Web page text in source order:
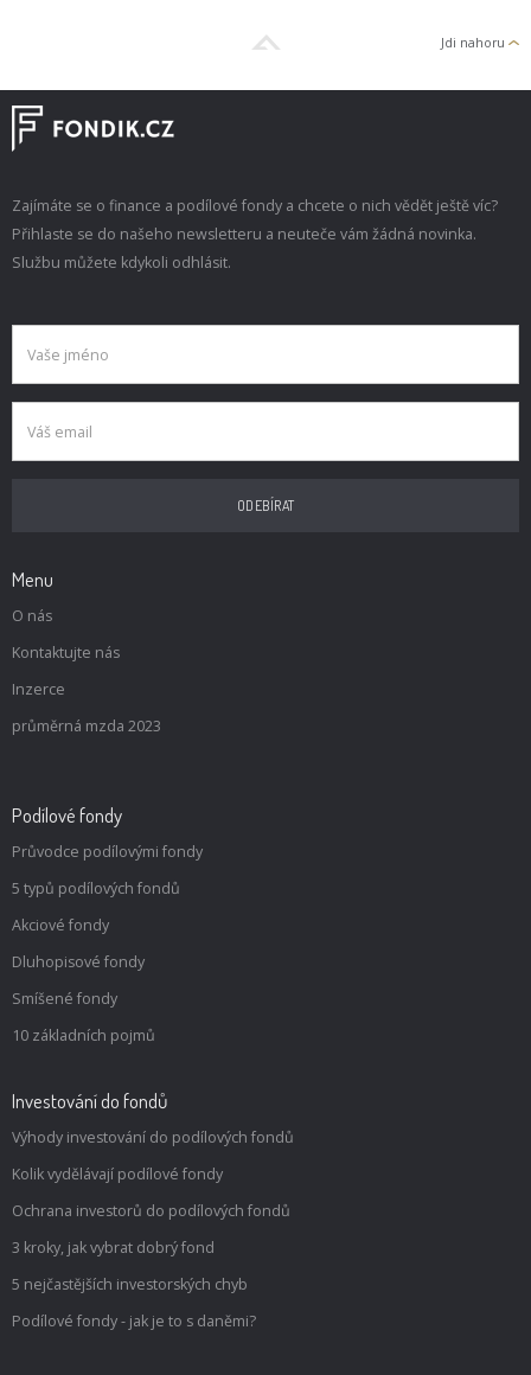
Jdi nahoru
Zajímáte se o finance a podílové fondy a chcete o nich vědět ještě víc?
Přihlaste se do našeho newsletteru a neuteče vám žádná novinka.
Službu můžete kdykoli odhlásit.
Menu
O nás
Kontaktujte nás
Inzerce
průměrná mzda 2023
Podílové fondy
Průvodce podílovými fondy
5 typů podílových fondů
Akciové fondy
Dluhopisové fondy
Smíšené fondy
10 základních pojmů
Investování do fondů
Výhody investování do podílových fondů
Kolik vydělávají podílové fondy
Ochrana investorů do podílových fondů
3 kroky, jak vybrat dobrý fond
5 nejčastějších investorských chyb
Podílové fondy - jak je to s daněmi?